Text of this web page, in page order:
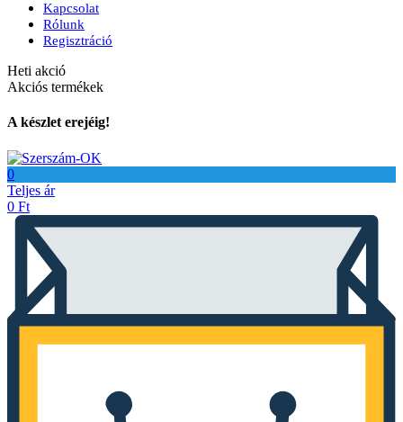
Kapcsolat
Rólunk
Regisztráció
Heti akció
Akciós termékek
A készlet erejéig!
0
Teljes ár
0 Ft